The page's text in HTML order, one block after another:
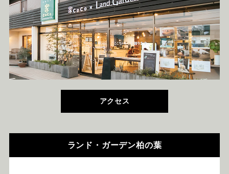
アクセス
ランド・ガーデン柏の葉